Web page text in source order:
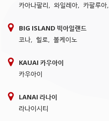
카아나팔리, 와일레아, 카팔루아,
BIG ISLAND 빅아일랜드
코나, 힐로, 볼케이노
KAUAI 카우아이
카우아이
LANAI 라나이
라나이시티